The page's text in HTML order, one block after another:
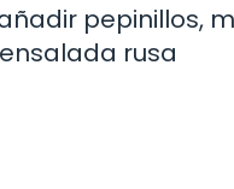
pepinillos,
rusa